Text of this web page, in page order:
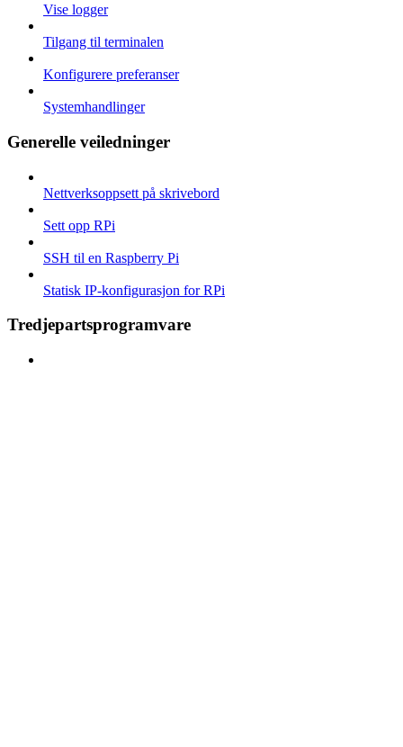
Vise logger
Tilgang til terminalen
Konfigurere preferanser
Systemhandlinger
Generelle veiledninger
Nettverksoppsett på skrivebord
Sett opp RPi
SSH til en Raspberry Pi
Statisk IP-konfigurasjon for RPi
Tredjepartsprogramvare